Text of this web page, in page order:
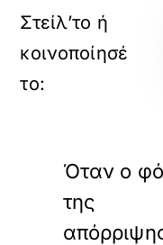
Όταν ο
της